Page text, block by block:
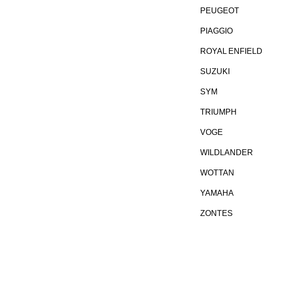
PEUGEOT
PIAGGIO
ROYAL ENFIELD
SUZUKI
SYM
TRIUMPH
VOGE
WILDLANDER
WOTTAN
YAMAHA
ZONTES